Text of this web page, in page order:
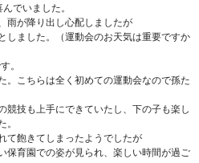
でいました。
雨が降り出し心配しましたが
しました。（運動会のお天気は重要ですか
。
。こちらは全く初めての運動会なので孫た
競技も上手にできていたし、下の子も楽し
。
て飽きてしまったようでしたが
保育園での姿が見られ、楽しい時間が過ご